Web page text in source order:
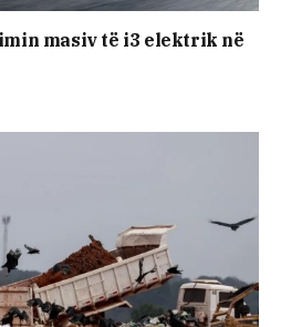
masiv të i3 elektrik në